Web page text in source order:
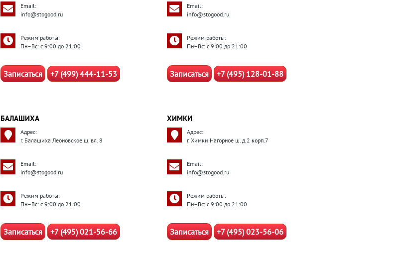
Email:
info@stogood.ru
Режим работы:
Пн–Вс: с 9:00 до 21:00
Записаться +7 (499) 444-11-53
Email:
info@stogood.ru
Режим работы:
Пн–Вс: с 9:00 до 21:00
Записаться +7 (495) 128-01-88
БАЛАШИХА
Адрес:
г. Балашиха Леоновское ш. вл. 8
Email:
info@stogood.ru
Режим работы:
Пн–Вс: с 9:00 до 21:00
Записаться +7 (495) 021-56-66
ХИМКИ
Адрес:
г. Химки Нагорное ш. д.2 корп.7
Email:
info@stogood.ru
Режим работы:
Пн–Вс: с 9:00 до 21:00
Записаться +7 (495) 023-56-06